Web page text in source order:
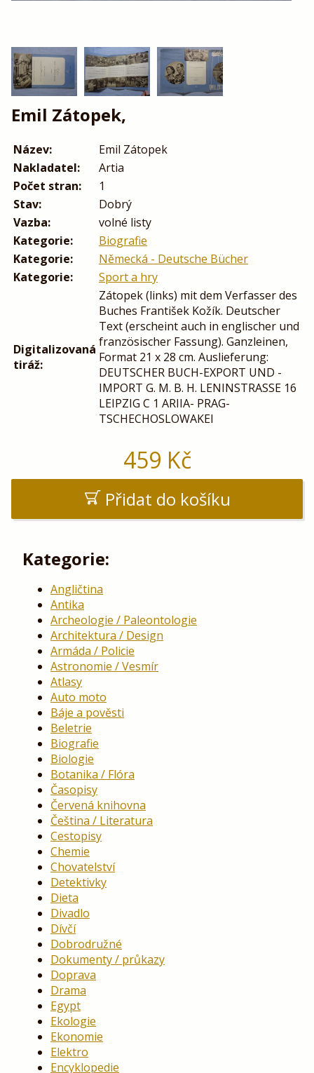
Emil Zátopek,
Název:
Emil Zátopek
Nakladatel:
Artia
Počet stran:
1
Stav:
Dobrý
Vazba:
volné listy
Kategorie:
Biografie
Kategorie:
Německá - Deutsche Bücher
Kategorie:
Sport a hry
Digitalizovaná
tiráž:
Zátopek (links) mit dem Verfasser des
Buches František Kožík. Deutscher
Text (erscheint auch in englischer und
französischer Fassung). Ganzleinen,
Format 21 x 28 cm. Auslieferung:
DEUTSCHER BUCH-EXPORT UND -
IMPORT G. M. B. H. LENINSTRASSE 16
LEIPZIG C 1 ARIIA- PRAG-
TSCHECHOSLOWAKEI
459 Kč
Přidat do košíku
Kategorie:
Angličtina
Antika
Archeologie / Paleontologie
Architektura / Design
Armáda / Policie
Astronomie / Vesmír
Atlasy
Auto moto
Báje a pověsti
Beletrie
Biografie
Biologie
Botanika / Flóra
Časopisy
Červená knihovna
Čeština / Literatura
Cestopisy
Chemie
Chovatelství
Detektivky
Dieta
Divadlo
Dívčí
Dobrodružné
Dokumenty / průkazy
Doprava
Drama
Egypt
Ekologie
Ekonomie
Elektro
Encyklopedie